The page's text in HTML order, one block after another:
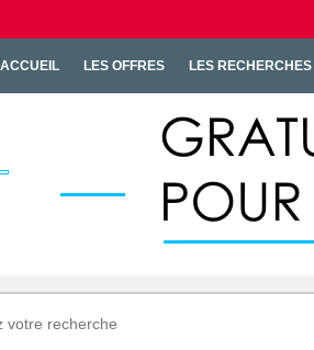
ACCUEIL LES OFFRES LES RECHERCHES